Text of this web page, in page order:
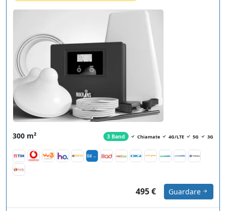
300 m² 3 Band Chiamate 4G/LTE 5G 3G
495 € Guardare